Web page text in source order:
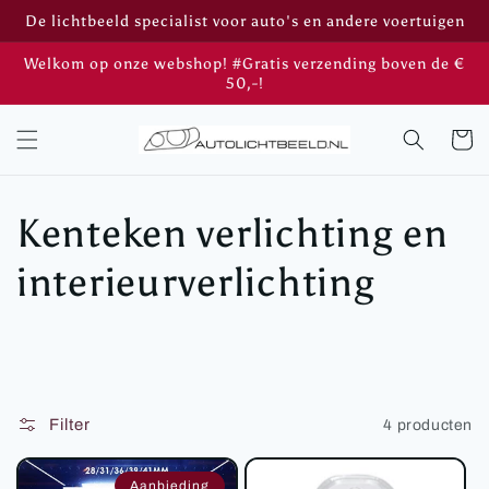
naar de
content
De lichtbeeld specialist voor auto's en andere voertuigen
Welkom op onze webshop! #Gratis verzending boven de €
50,-!
C
o
e
c
Kenteken verlichting en
interieurverlichting
Filter 4 producten
Aanbieding